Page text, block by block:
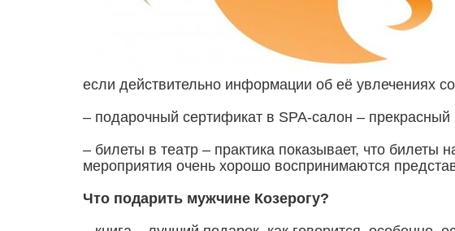
если действительно информации об её увлечениях
– подарочный сертификат в SPA-салон –
– билеты в театр – практика показывает, что
мероприятия очень хорошо воспринимаются
Что подарить мужчине Козерогу?